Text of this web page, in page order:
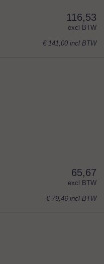
116,53
excl BTW
€ 141,00 incl BTW
65,67
excl BTW
€ 79,46 incl BTW